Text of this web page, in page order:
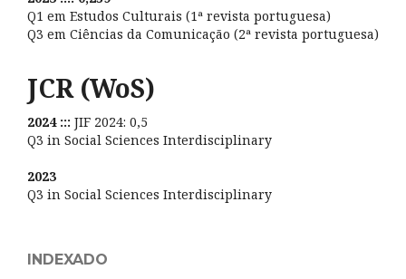
Q1 em Estudos Culturais (1ª revista portuguesa)
Q3 em Ciências da Comunicação (2ª revista portuguesa)
JCR (WoS)
2024 ::: JIF 2024: 0,5
Q3 in Social Sciences Interdisciplinary
2023
Q3 in Social Sciences Interdisciplinary
INDEXADO